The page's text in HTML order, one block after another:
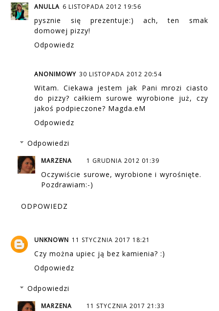
ANULLA 6 LISTOPADA 2012 19:56
pysznie się prezentuje:) ach, ten smak
domowej pizzy!
Odpowiedz
ANONIMOWY 30 LISTOPADA 2012 20:54
Witam. Ciekawa jestem jak Pani mrozi ciasto
do pizzy? całkiem surowe wyrobione już, czy
jakoś podpieczone? Magda.eM
Odpowiedz
Odpowiedzi
MARZENA 1 GRUDNIA 2012 01:39
Oczywiście surowe, wyrobione i wyrośnięte.
Pozdrawiam:-)
ODPOWIEDZ
UNKNOWN 11 STYCZNIA 2017 18:21
Czy można upiec ją bez kamienia? :)
Odpowiedz
Odpowiedzi
MARZENA 11 STYCZNIA 2017 21:33